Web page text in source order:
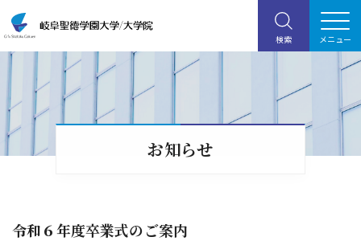
お知らせ
令和６年度卒業式のご案内